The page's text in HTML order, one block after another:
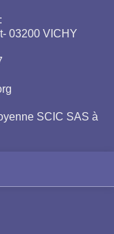
03200 VICHY
SCIC SAS à